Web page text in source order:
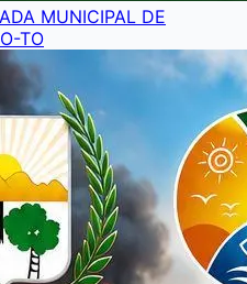
MUNICIPAL DE
TO